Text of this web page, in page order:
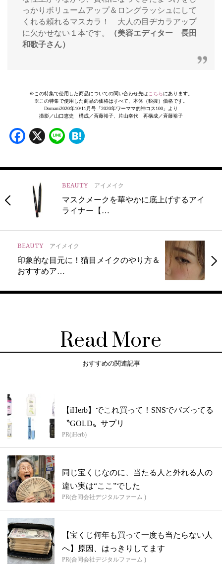
っかりボリュームアップ＆ロングラッシュにして
くれる頼れるマスカラ！ 大人の目ヂカラアップ
に欠かせない１本です。
（美容エディター 長田
和歌子さん）
※この特集で使用した商品についての問い合わせ先は こちらにあります。
※この特集で使用した商品の価格はすべて、本体（税抜）価格です。
Domani2020年10/11月号「2020年ワーママ的神コス100」より
撮影／山口恵史 構成／斉藤裕子、片山幸代 再構成／斉藤裕子
Facebook
X Line
BEAUTY アイメイク
マスクメークを華やかに底上げするアイ
ライナー【…
BEAUTY アイメイク
印象的な目元に！猫目メイクのやり方＆
おすすめア…
Read More
おすすめの関連記事
【iHerb】でこれ買って！SNSでバズってる
〝GOLD〟サプリ
PR(iHerb)
同じ宝くじなのに、当たる人と外れる人の
違い実は“ここ”でした
PR(合同会社デジタルファーム )
【宝くじ何年も買って一度も当たらない人
へ】原因、はっきりしてます
PR(合同会社デジタルファーム )